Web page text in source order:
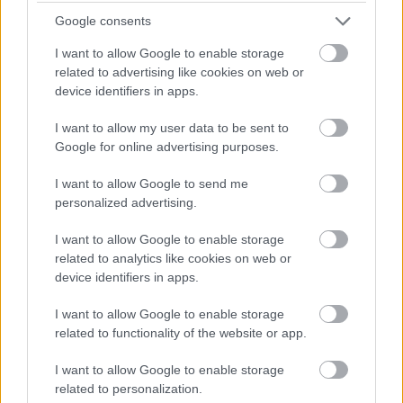
Google consents
I want to allow Google to enable storage
related to advertising like cookies on web or
device identifiers in apps.
I want to allow my user data to be sent to
Google for online advertising purposes.
I want to allow Google to send me
personalized advertising.
I want to allow Google to enable storage
related to analytics like cookies on web or
device identifiers in apps.
I want to allow Google to enable storage
related to functionality of the website or app.
I want to allow Google to enable storage
related to personalization.
közönséget ennyire vonzza mindaz, ami a
tánccal kapcsolatos? Mi az a plusz, amit a
művészetek közt képvisel?
A sorozat sikerének titka az lehet, hogy
táncművészet kulisszái mögé. Egészen új
megvilágításba kerülhet egy-egy jelenet, ha
tudjuk miként készült. A tánc nemcsak szavak
nélküli, de szavakon túli kommunikáció is.
Mivel mindannyiunknak van teste, így nagyon
mélyen azonosuhatunk a mozgás
látványával, szinte zsigeri szinten is
megérinthet minket egy jó táncelőadás.
Olyan nem volt, hogy a közönséged
táncolni is akart az előadásod után,
annyira fellelkesedtek?